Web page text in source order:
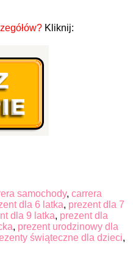
Kliknij:
samochody, carrera
dla 6 latka, prezent dla 7
dla 9 latka, prezent dla
, prezent urodzinowy dla
świąteczne dla dzieci,